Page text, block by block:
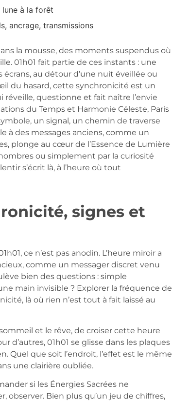
lune à la forêt
ancrage, transmissions
la mousse, des moments suspendus où
01h01 fait partie de ces instants : une
au détour d’une nuit éveillée ou
du hasard, cette synchronicité est un
questionne et fait naître l’envie
du Temps et Harmonie Céleste, Paris
un signal, un chemin de traverse
à des messages anciens, comme un
plonge au cœur de l’Essence de Lumière
ou simplement par la curiosité
s’écrit là, à l’heure où tout
signes et
ce n’est pas anodin. L’heure miroir a
comme un messager discret venu
bien des questions : simple
main invisible ? Explorer la fréquence de
là où rien n’est tout à fait laissé au
et le rêve, de croiser cette heure
d’autres, 01h01 se glisse dans les plaques
Quel que soit l’endroit, l’effet est le même
une clairière oubliée.
si les Énergies Sacrées ne
Bien plus qu’un jeu de chiffres,